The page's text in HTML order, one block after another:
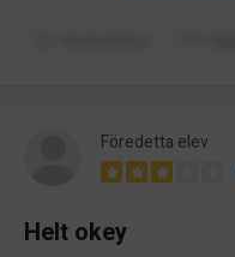
Föredetta elev
Helt okey